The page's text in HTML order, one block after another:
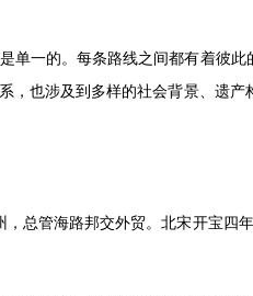
单一的。每条路线之间都有着彼
，也涉及到多样的社会背景、遗
总管海路邦交外贸。北宋开宝四